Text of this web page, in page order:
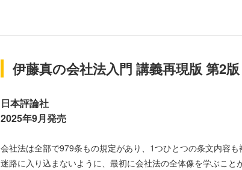
伊藤真の会社法入門 講義再現版 第2版
日本評論社
2025年9月発売
会社法は全部で979条もの規定があり、1つひとつの条文内容
迷路に入り込まないように、最初に会社法の全体像を学ぶこと